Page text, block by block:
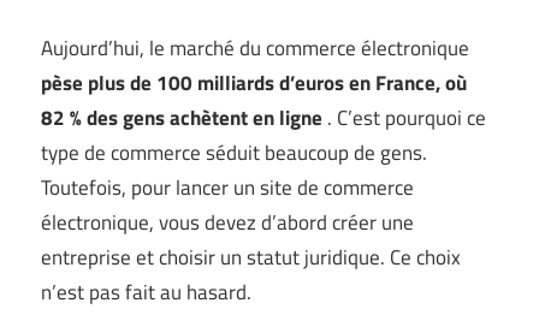
Aujourd’hui, le marché du commerce électronique
pèse plus de 100 milliards d’euros en France, où
82 % des gens achètent en ligne . C’est pourquoi ce
type de commerce séduit beaucoup de gens.
Toutefois, pour lancer un site de commerce
électronique, vous devez d’abord créer une
entreprise et choisir un statut juridique. Ce choix
n’est pas fait au hasard.